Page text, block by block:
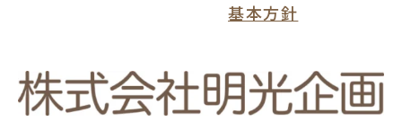
基本方針